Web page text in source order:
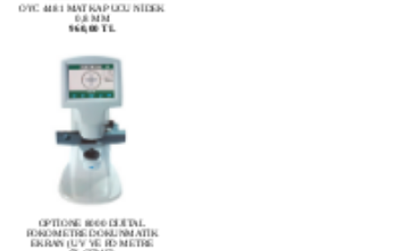
960,00 TL
OPTİONE 8000 DİJİTAL
EKRAN (UV VE PD METRE
ÖLÇÜMÜ)
78.930,00 TL